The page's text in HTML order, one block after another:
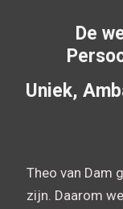
De
Uniek,
Theo van Dam
zijn. Daarom